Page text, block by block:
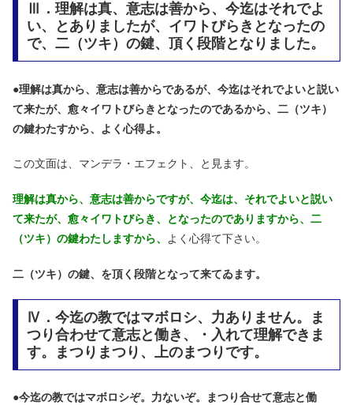
Ⅲ．理解は真、意志は善から、今迄はそれでよ
い、とありましたが、イワトびらきとなったの
で、二（ツキ）の鍵、頂く段階となりました。
●理解は真から、意志は善からであるが、今迄はそれでよいと説い
て来たが、愈々イワトびらきとなったのであるから、二（ツキ）
の鍵わたすから、よく心得よ。
この文面は、マンデラ・エフェクト、と見ます。
理解は真から、意志は善からですが、今迄は、それでよいと説い
て来たが、愈々イワトびらき、となったのでありますから、二
（ツキ）の鍵わたしますから、
よく心得て下さい。
二（ツキ）の鍵、を頂く段階となって来てゐます。
Ⅳ．今迄の教ではマボロシ、力ありません。ま
つり合わせて意志と働き、・入れて理解できま
す。まつりまつり、上のまつりです。
●今迄の教ではマボロシぞ。力ないぞ。まつり合せて意志と働